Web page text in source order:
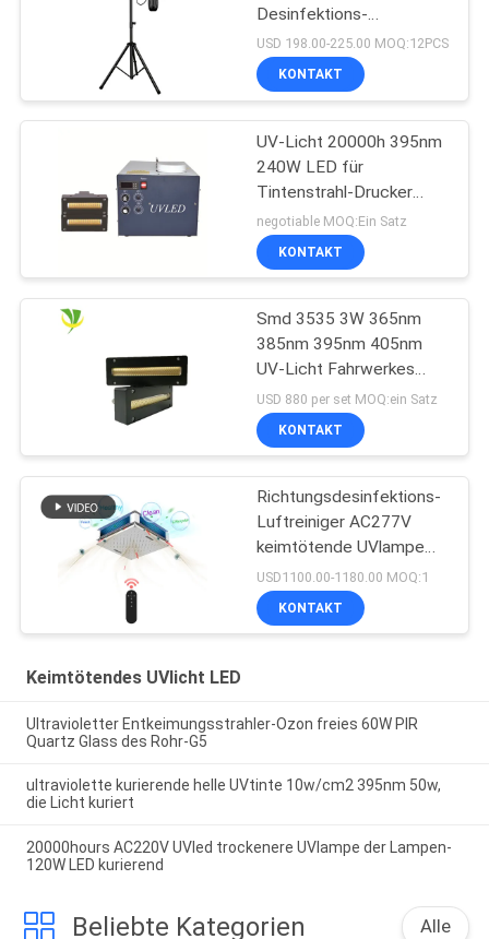
Desinfektions-
keimtötende UVbirne des
Sterilisator-UV-Licht-
254nm
USD 198.00-225.00 MOQ:12PCS
KONTAKT
UV-Licht 20000h 395nm
240W LED für
Tintenstrahl-Drucker
Machine
negotiable MOQ:Ein Satz
KONTAKT
Smd 3535 3W 365nm
385nm 395nm 405nm
UV-Licht Fahrwerkes
LED
USD 880 per set MOQ:ein Satz
KONTAKT
Richtungsdesinfektions-
Luftreiniger AC277V
keimtötende UVlampe
150W Omni
USD1100.00-1180.00 MOQ:1
KONTAKT
Keimtötendes UVlicht LED
Ultravioletter Entkeimungsstrahler-Ozon freies 60W PIR
Quartz Glass des Rohr-G5
ultraviolette kurierende helle UVtinte 10w/cm2 395nm 50w,
die Licht kuriert
20000hours AC220V UVled trockenere UVlampe der Lampen-
120W LED kurierend
Beliebte Kategorien Alle